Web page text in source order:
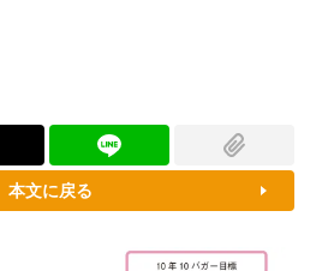
本文に戻る